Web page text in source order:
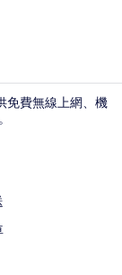
免費無線上網、機